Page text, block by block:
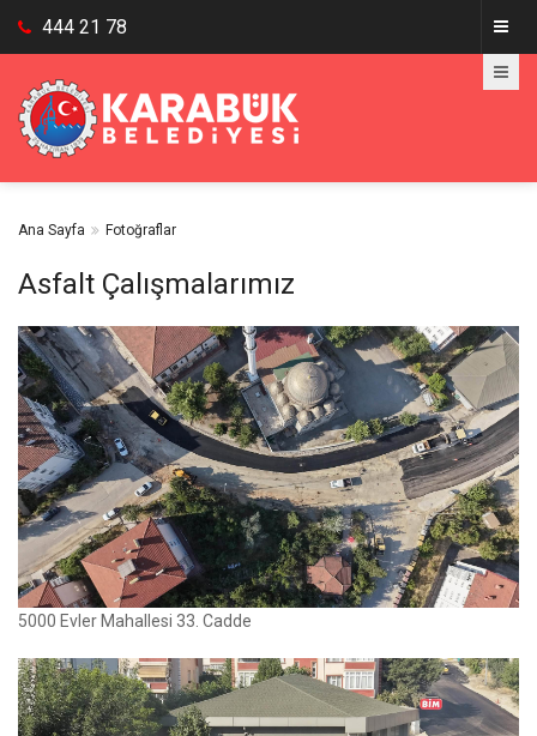
444 21 78
Ana Sayfa Fotoğraflar
Asfalt Çalışmalarımız
5000 Evler Mahallesi 33. Cadde